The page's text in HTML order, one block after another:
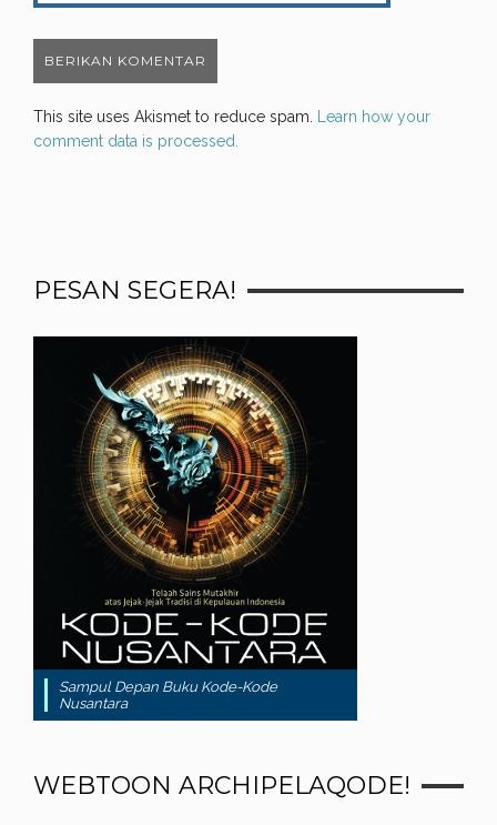
This site uses Akismet to reduce spam.
Learn how your
comment data is processed.
PESAN SEGERA!
Sampul Depan Buku Kode-Kode
Nusantara
WEBTOON ARCHIPELAQODE!